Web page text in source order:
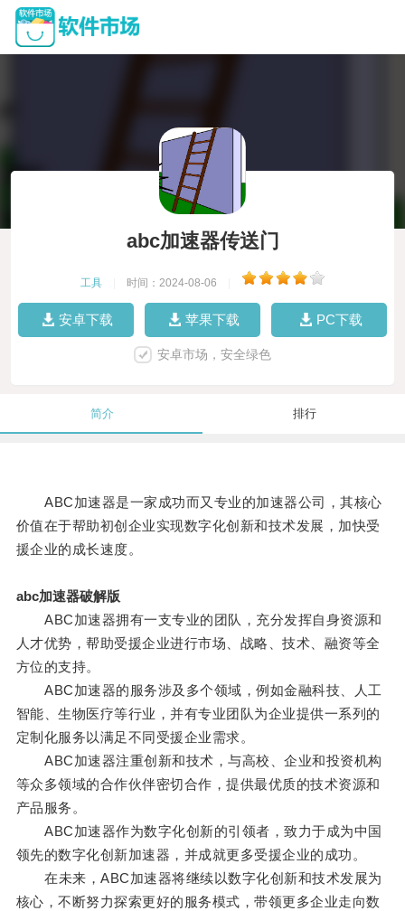
abc加速器传送门
工具 时间：2024-08-06
安卓下载 苹果下载 PC下载
安卓市场，安全绿色
简介 排行
ABC加速器是一家成功而又专业的加速器公司，其核心
价值在于帮助初创企业实现数字化创新和技术发展，加快受
援企业的成长速度。
abc加速器破解版
ABC加速器拥有一支专业的团队，充分发挥自身资源和
人才优势，帮助受援企业进行市场、战略、技术、融资等全
方位的支持。
ABC加速器的服务涉及多个领域，例如金融科技、人工
智能、生物医疗等行业，并有专业团队为企业提供一系列的
定制化服务以满足不同受援企业需求。
ABC加速器注重创新和技术，与高校、企业和投资机构
等众多领域的合作伙伴密切合作，提供最优质的技术资源和
产品服务。
ABC加速器作为数字化创新的引领者，致力于成为中国
领先的数字化创新加速器，并成就更多受援企业的成功。
在未来，ABC加速器将继续以数字化创新和技术发展为
核心，不断努力探索更好的服务模式，带领更多企业走向数